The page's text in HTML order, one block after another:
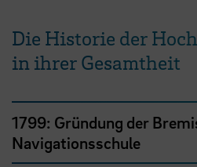
Die Historie der
in ihrer Gesamtheit
1799: Gründung der
Navigationsschule